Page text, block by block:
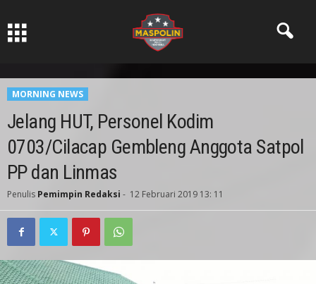
MORNING NEWS
Jelang HUT, Personel Kodim
0703/Cilacap Gembleng Anggota Satpol
PP dan Linmas
Penulis Pemimpin Redaksi - 12 Februari 2019 13: 11